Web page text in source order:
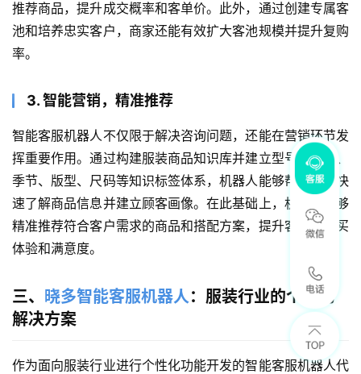
推荐商品，提升成交概率和客单价。此外，通过创建专属客
池和培养忠实客户，商家还能有效扩大客池规模并提升复购
率。
3. 智能营销，精准推荐
智能客服机器人不仅限于解决咨询问题，还能在营销环节发
挥重要作用。通过构建服装商品知识库并建立型号、面料、
季节、版型、尺码等知识标签体系，机器人能够帮助客户快
速了解商品信息并建立顾客画像。在此基础上，机器人能够
精准推荐符合客户需求的商品和搭配方案，提升客户的购买
体验和满意度。
三、 晓多智能客服机器人 ：服装行业的个性化
解决方案
作为面向服装行业进行个性化功能开发的智能客服机器人代